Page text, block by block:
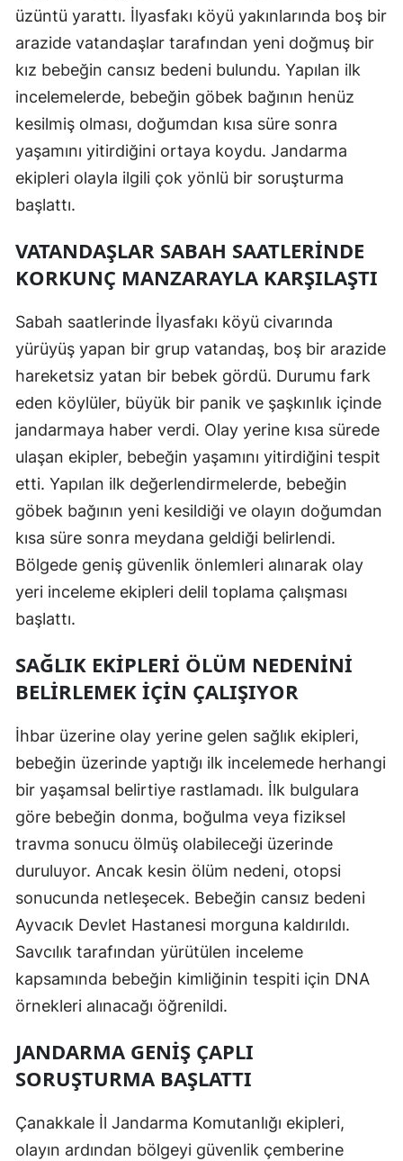
Elazığ
Erzincan
Erzurum
Eskişehir
Gaziantep
Hakkari
Isparta
Mersin
İstanbul
İzmir
Kars
Kastamonu
Kayseri
Kırklareli
Kocaeli
Kütahya
Malatya
Manisa
Mardin
Muğla
Muş
Rize
Sakarya
üzüntü yarattı. İlyasfakı köyü yakınlarında boş bir
arazide vatandaşlar tarafından yeni doğmuş bir
kız bebeğin cansız bedeni bulundu. Yapılan ilk
incelemelerde, bebeğin göbek bağının henüz
kesilmiş olması, doğumdan kısa süre sonra
yaşamını yitirdiğini ortaya koydu. Jandarma
ekipleri olayla ilgili çok yönlü bir soruşturma
başlattı.
VATANDAŞLAR SABAH SAATLERINDE
KORKUNÇ MANZARAYLA KARŞILAŞTI
Sabah saatlerinde İlyasfakı köyü civarında
yürüyüş yapan bir grup vatandaş, boş bir arazide
hareketsiz yatan bir bebek gördü. Durumu fark
eden köylüler, büyük bir panik ve şaşkınlık içinde
jandarmaya haber verdi. Olay yerine kısa sürede
ulaşan ekipler, bebeğin yaşamını yitirdiğini tespit
etti. Yapılan ilk değerlendirmelerde, bebeğin
göbek bağının yeni kesildiği ve olayın doğumdan
kısa süre sonra meydana geldiği belirlendi.
Bölgede geniş güvenlik önlemleri alınarak olay
yeri inceleme ekipleri delil toplama çalışması
başlattı.
SAĞLIK EKIPLERI ÖLÜM NEDENINI
BELIRLEMEK İÇIN ÇALIŞIYOR
İhbar üzerine olay yerine gelen sağlık ekipleri,
bebeğin üzerinde yaptığı ilk incelemede herhangi
bir yaşamsal belirtiye rastlamadı. İlk bulgulara
göre bebeğin donma, boğulma veya fiziksel
travma sonucu ölmüş olabileceği üzerinde
duruluyor. Ancak kesin ölüm nedeni, otopsi
sonucunda netleşecek. Bebeğin cansız bedeni
Ayvacık Devlet Hastanesi morguna kaldırıldı.
Savcılık tarafından yürütülen inceleme
kapsamında bebeğin kimliğinin tespiti için DNA
örnekleri alınacağı öğrenildi.
JANDARMA GENIŞ ÇAPLI
SORUŞTURMA BAŞLATTI
Çanakkale İl Jandarma Komutanlığı ekipleri,
olayın ardından bölgeyi güvenlik çemberine